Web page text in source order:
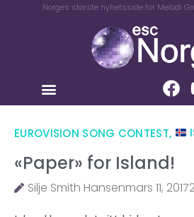
Norges største nyhetsside for Melodi
EUROVISION SONG CONTEST,
«Paper» for Island!
Silje Smith Hansenmars 11, 2017